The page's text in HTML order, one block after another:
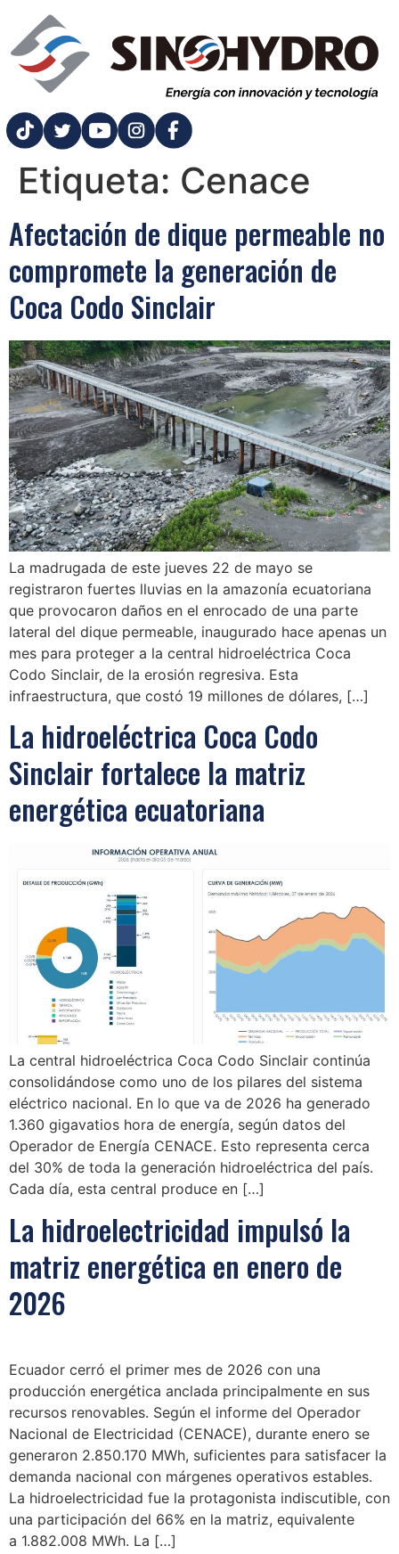
Etiqueta: Cenace
Afectación de dique permeable no
compromete la generación de
Coca Codo Sinclair
La madrugada de este jueves 22 de mayo se
registraron fuertes lluvias en la amazonía ecuatoriana
que provocaron daños en el enrocado de una parte
lateral del dique permeable, inaugurado hace apenas un
mes para proteger a la central hidroeléctrica Coca
Codo Sinclair, de la erosión regresiva. Esta
infraestructura, que costó 19 millones de dólares, […]
La hidroeléctrica Coca Codo
Sinclair fortalece la matriz
energética ecuatoriana
La central hidroeléctrica Coca Codo Sinclair continúa
consolidándose como uno de los pilares del sistema
eléctrico nacional. En lo que va de 2026 ha generado
1.360 gigavatios hora de energía, según datos del
Operador de Energía CENACE. Esto representa cerca
del 30% de toda la generación hidroeléctrica del país.
Cada día, esta central produce en […]
La hidroelectricidad impulsó la
matriz energética en enero de
2026
Ecuador cerró el primer mes de 2026 con una
producción energética anclada principalmente en sus
recursos renovables. Según el informe del Operador
Nacional de Electricidad (CENACE), durante enero se
generaron 2.850.170 MWh, suficientes para satisfacer la
demanda nacional con márgenes operativos estables.
La hidroelectricidad fue la protagonista indiscutible, con
una participación del 66% en la matriz, equivalente
a 1.882.008 MWh. La […]